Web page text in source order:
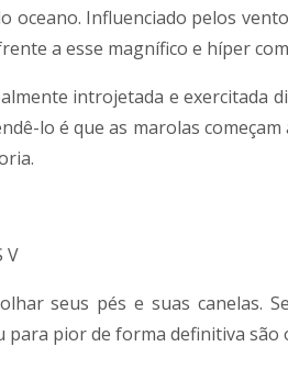
oceano. Influenciado pelos
a esse magnífico e híper
introjetada e exercitada
lo é que as marolas
V
seus pés e suas canelas.
pior de forma definitiva são